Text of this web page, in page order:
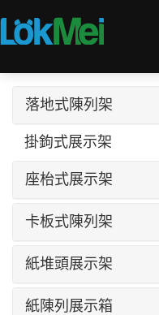
落地式陳列架
掛鉤式展示架
座枱式展示架
卡板式陳列架
紙堆頭展示架
紙陳列展示箱